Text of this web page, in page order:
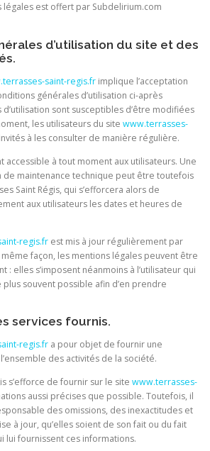
est offert par Subdelirium.com
d’utilisation du site et des
saint-regis.fr implique l’acceptation
générales d’utilisation ci-après
sont susceptibles d’être modifiées
les utilisateurs du site www.terrasses-
à les consulter de manière régulière.
accessible à tout moment aux utilisateurs. Une
maintenance technique peut être toutefois
Saint Régis, qui s’efforcera alors de
aux utilisateurs les dates et heures de
regis.fr est mis à jour régulièrement par
façon, les mentions légales peuvent être
: elles s’imposent néanmoins à l’utilisateur qui
plus souvent possible afin d’en prendre
services fournis.
regis.fr a pour objet de fournir une
des activités de la société.
s’efforce de fournir sur le site www.terrasses-
aussi précises que possible. Toutefois, il
des omissions, des inexactitudes et
à jour, qu’elles soient de son fait ou du fait
lui fournissent ces informations.